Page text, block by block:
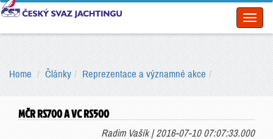
Home Články Reprezentace a významné akce
MČR RS700 A VC RS500
Radim Vašík | 2016-07-10 07:07:33.000